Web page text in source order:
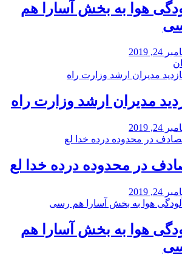
هوا به بخش آسارا هم
2019
مدیران ارشد وزارت راه
2019
در محدوده درده خدا لع
2019
هوا به بخش آسارا هم